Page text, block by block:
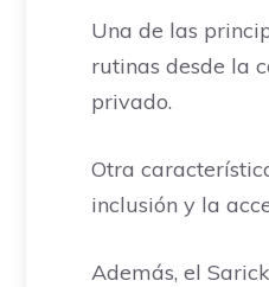
Una de las
rutinas desde la
privado.
Otra
inclusión y la
Además, el